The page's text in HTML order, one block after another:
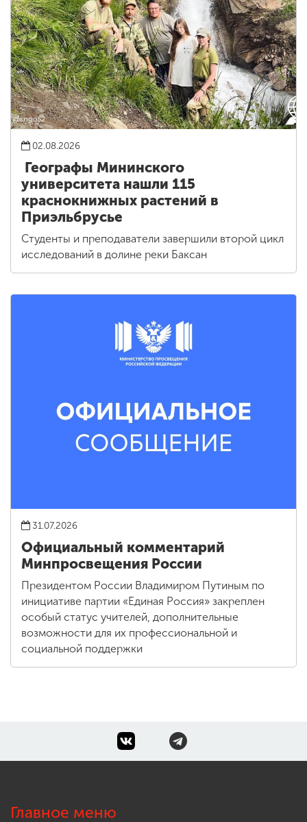
02.08.2026
Географы Мининского
университета нашли 115
краснокнижных растений в
Приэльбрусье
Студенты и преподаватели завершили второй цикл
исследований в долине реки Баксан
31.07.2026
Официальный комментарий
Минпросвещения России
Президентом России Владимиром Путиным по
инициативе партии «Единая Россия» закреплен
особый статус учителей, дополнительные
возможности для их профессиональной и
социальной поддержки
Главное меню